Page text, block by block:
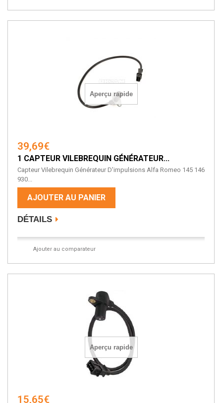
Aperçu rapide
39,69€
1 CAPTEUR VILEBREQUIN GÉNÉRATEUR...
Capteur Vilebrequin Générateur D'impulsions Alfa Romeo 145 146
930...
AJOUTER AU PANIER
DÉTAILS
Ajouter au comparateur
Aperçu rapide
15,65€